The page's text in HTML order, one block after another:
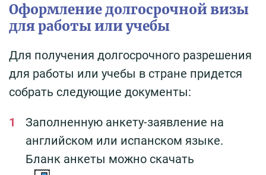
Оформление долгосрочной визы
для работы или учебы
Для получения долгосрочного разрешения
для работы или учебы в стране придется
собрать следующие документы:
Заполненную анкету-заявление на
английском или испанском языке.
Бланк анкеты можно скачать